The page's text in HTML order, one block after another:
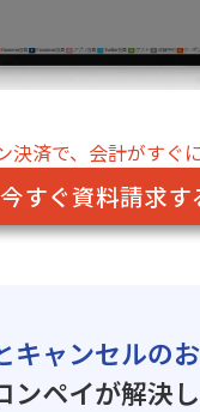
決済で、会計がすぐ
今すぐ資料請求す
キャンセルのお
ンペイが解決